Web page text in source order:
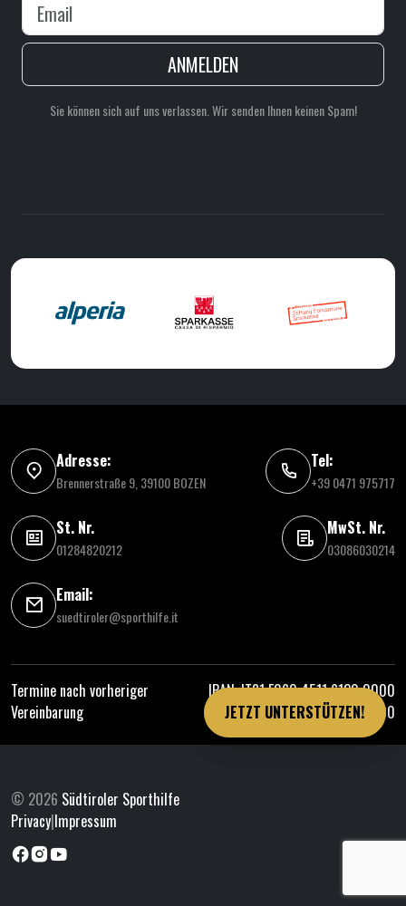
ANMELDEN
Sie können sich auf uns verlassen. Wir senden Ihnen keinen Spam!
Adresse:
Brennerstraße 9, 39100 BOZEN
Tel:
+39 0471 975717
St. Nr.
01284820212
MwSt. Nr.
03086030214
Email:
suedtiroler@sporthilfe.it
Termine nach vorheriger
Vereinbarung
IBAN: IT81 E060 4511 6130 0000
0314 000
© 2026 Südtiroler Sporthilfe
Privacy|Impressum
JETZT UNTERSTÜTZEN!